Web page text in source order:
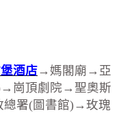
酒店→媽閣廟→亞
崗頂劇院→聖奧斯
署(圖書館)→玫瑰